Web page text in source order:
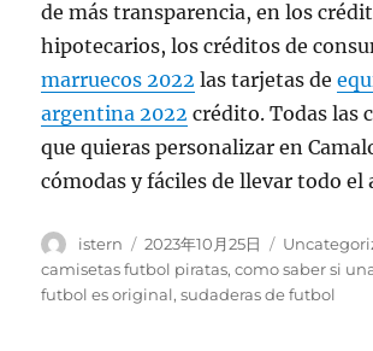
de más transparencia, en los
hipotecarios, los créditos de
marruecos 2022 las tarjetas de
argentina 2022 crédito. Todas las
que quieras personalizar en
cómodas y fáciles de llevar todo el
Autor
istern
Publicado
el
2023年10月25日 Categorías
camisetas futbol piratas,como saber si
futbol es original,sudaderas de futbol